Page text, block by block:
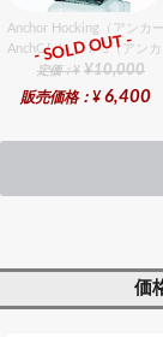
Anchor Hocking（アンカ
AnchOR HockinG（アンカ
定価：¥ ¥10,000
販売価格：¥ 6,400
- SOLD OUT -
価